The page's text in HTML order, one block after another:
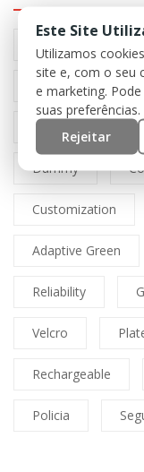
Preto Black
Multicam
Lasercut
Dummy
Customization
Adaptive Green
Reliability
Velcro
Rechargeable
Policia
Este Site
Utilizamos
site e, com o seu
e marketing.
suas preferências.
Rejeitar